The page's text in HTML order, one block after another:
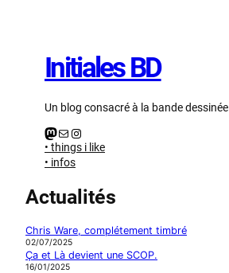
Initiales BD
Un blog consacré à la bande dessinée
Mastodon E-mail Instagram
• things i like
• infos
Actualités
Chris Ware, complétement timbré
02/07/2025
Ça et Là devient une SCOP.
16/01/2025